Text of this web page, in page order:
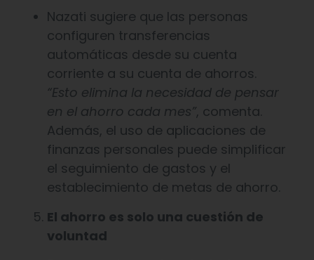
Nazati sugiere que las personas
configuren transferencias
automáticas desde su cuenta
corriente a su cuenta de ahorros.
“Esto elimina la necesidad de pensar
en el ahorro cada mes”, comenta.
Además, el uso de aplicaciones de
finanzas personales puede simplificar
el seguimiento de gastos y el
establecimiento de metas de ahorro.
El ahorro es solo una cuestión de
voluntad